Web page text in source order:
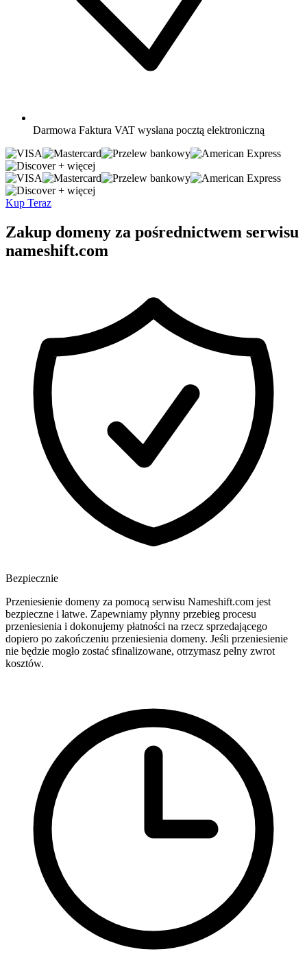
Darmowa Faktura VAT wysłana pocztą elektroniczną
+ więcej
+ więcej
Kup Teraz
Zakup domeny za pośrednictwem serwisu
nameshift.com
Bezpiecznie
Przeniesienie domeny za pomocą serwisu Nameshift.com jest
bezpieczne i łatwe. Zapewniamy płynny przebieg procesu
przeniesienia i dokonujemy płatności na rzecz sprzedającego
dopiero po zakończeniu przeniesienia domeny. Jeśli przeniesienie
nie będzie mogło zostać sfinalizowane, otrzymasz pełny zwrot
kosztów.